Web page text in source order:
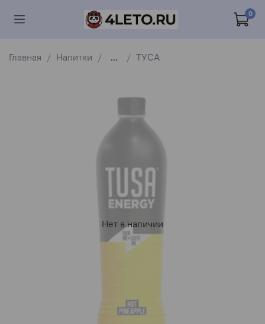
0
Главная Напитки ... ТУСА
Нет в наличии